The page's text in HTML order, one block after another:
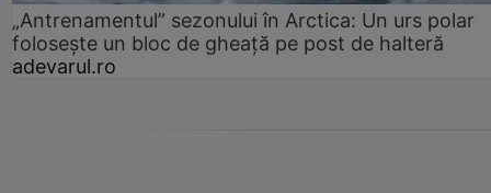
„Antrenamentul” sezonului în Arctica: Un urs polar
folosește un bloc de gheață pe post de halteră
adevarul.ro